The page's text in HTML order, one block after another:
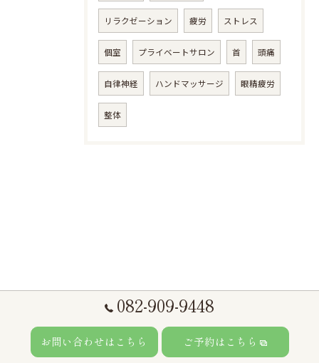
リラクゼーション 疲労 ストレス
個室 プライベートサロン 首 頭痛
自律神経 ハンドマッサージ 眼精疲労
整体
082-909-9448
お問い合わせはこちら ご予約はこちら